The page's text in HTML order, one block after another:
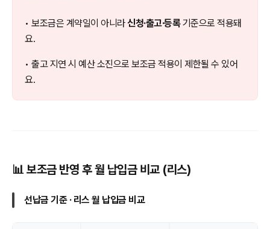
• 보조금은 계약일이 아니라신청·출고·등록기준으로 적용돼
요.
• 출고 지연 시 예산 소진으로 보조금 적용이 제한될 수 있어
요.
📊 보조금 반영 후 월 납입금 비교 (리스)
선납금 기준 · 리스 월 납입금 비교